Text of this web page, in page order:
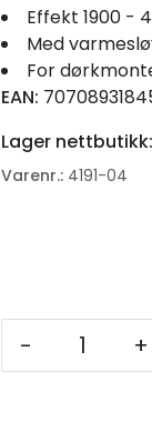
Effekt 1900 -
Med
For
EAN:
Lager nettbutikk:
Varenr.: 4191-04
- +